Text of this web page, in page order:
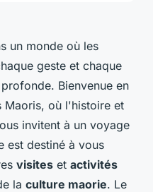
un monde où les
geste et chaque
Bienvenue en
Maoris, où l'histoire et
invitent à un voyage
est destiné à vous
visites et activités
la culture maorie. Le